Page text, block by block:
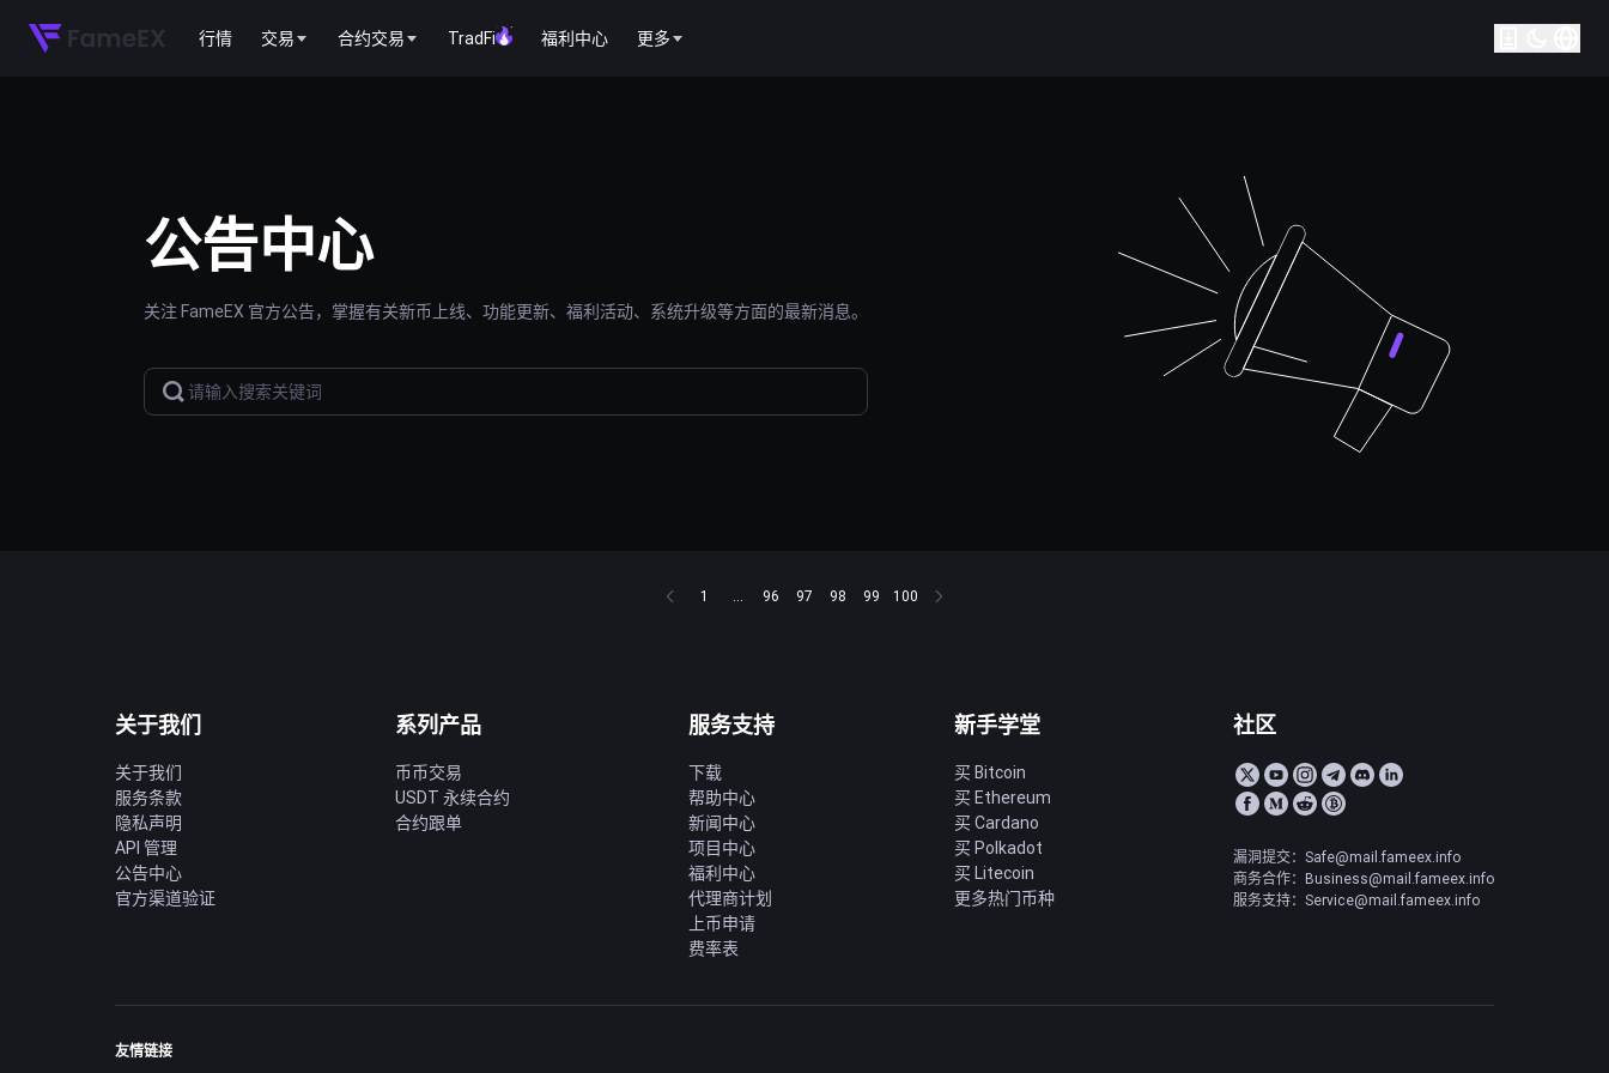
行情 交易 合约交易 TradFi 福利中心 更多
公告中心
关注 FameEX 官方公告，掌握有关新币上线、功能更新、福利活动、系统升级等方面的最新消息。
1 ... 96 97 98 99 100
关于我们
关于我们
服务条款
隐私声明
API 管理
公告中心
官方渠道验证
系列产品
币币交易
USDT 永续合约
合约跟单
服务支持
下载
帮助中心
新闻中心
项目中心
福利中心
代理商计划
上币申请
费率表
新手学堂
买 Bitcoin
买 Ethereum
买 Cardano
买 Polkadot
买 Litecoin
更多热门币种
社区
漏洞提交：Safe@mail.fameex.info
商务合作：Business@mail.fameex.info
服务支持：Service@mail.fameex.info
友情链接